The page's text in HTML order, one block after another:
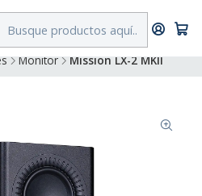
gratuitos a Región Metropolitana por
Monitor Mission LX-2 MKII